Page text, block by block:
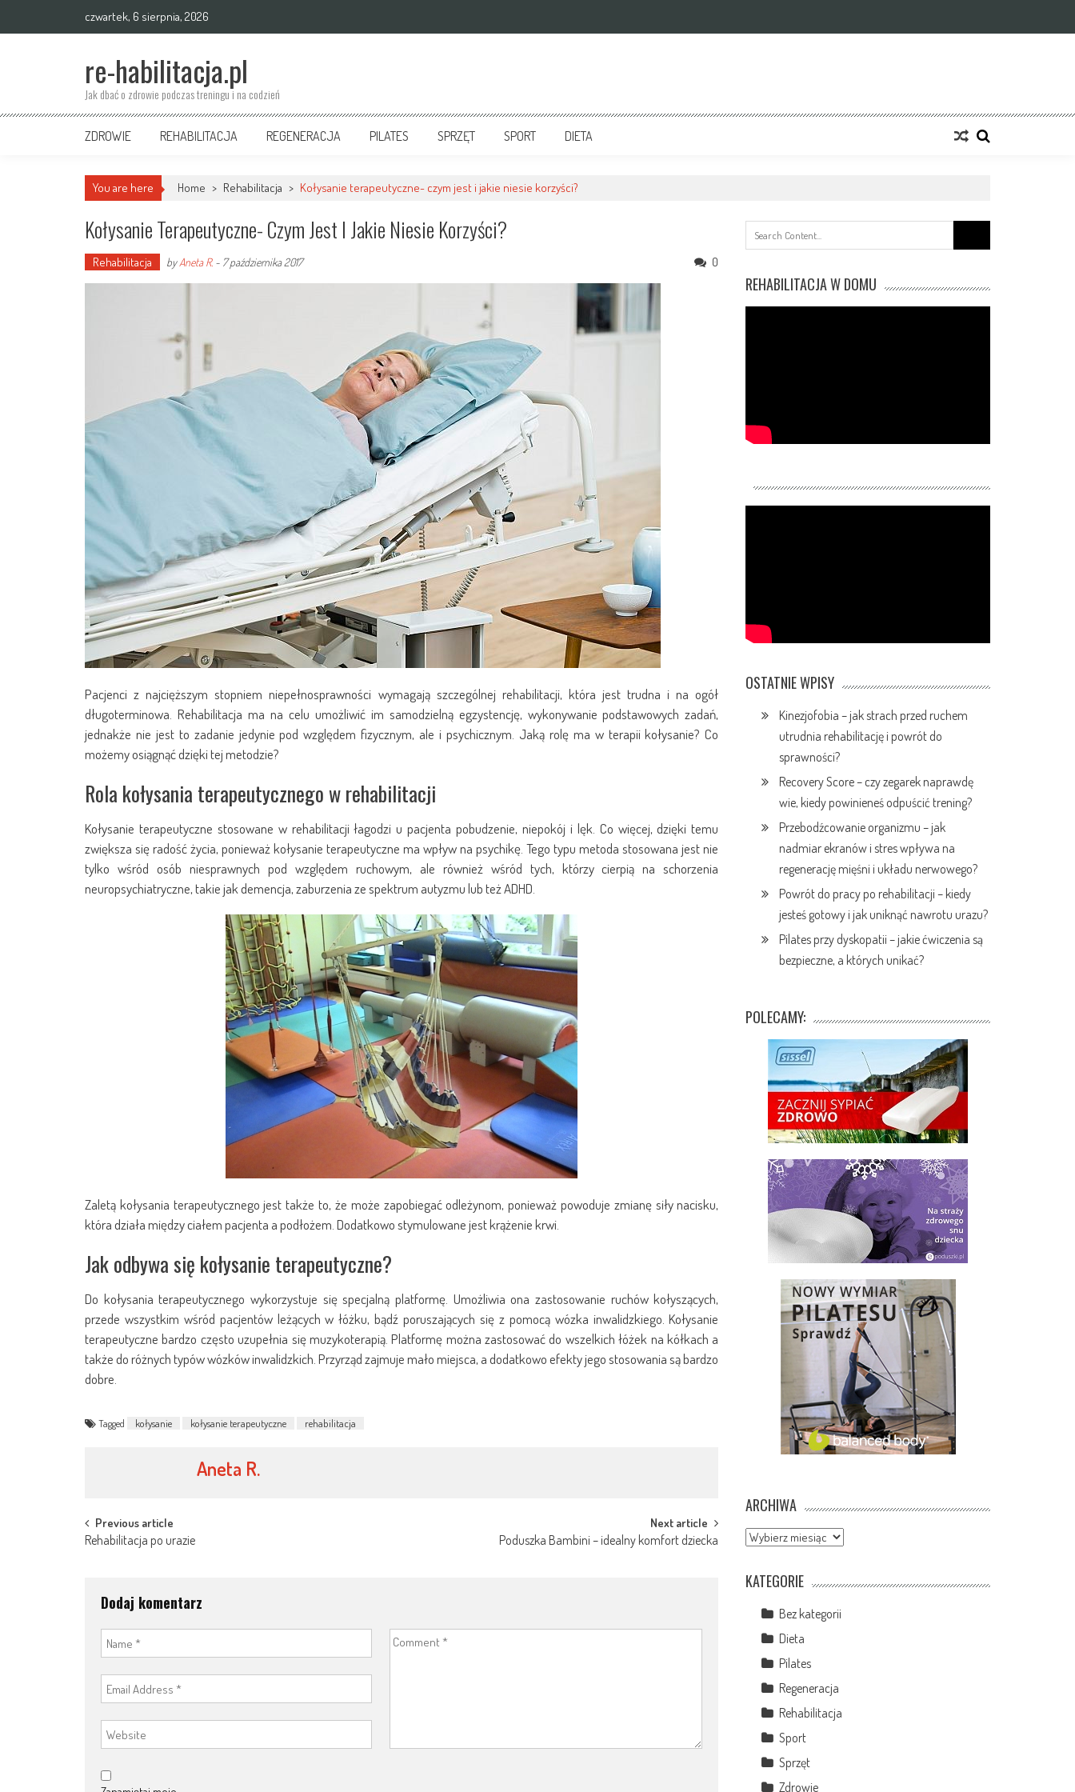
czwartek, 6 sierpnia, 2026
re-habilitacja.pl
Jak dbać o zdrowie podczas treningu i na codzień
ZDROWIE REHABILITACJA REGENERACJA PILATES SPRZĘT SPORT DIETA
You are here Home > Rehabilitacja > Kołysanie terapeutyczne- czym jest i jakie niesie korzyści?
Kołysanie Terapeutyczne- Czym Jest I Jakie Niesie Korzyści?
Rehabilitacja byAneta R. - 7 października 2017 0
Pacjenci z najcięższym stopniem niepełnosprawności wymagają szczególnej rehabilitacji, która jest trudna i na ogół
długoterminowa. Rehabilitacja ma na celu umożliwić im samodzielną egzystencję, wykonywanie podstawowych zadań,
jednakże nie jest to zadanie jedynie pod względem fizycznym, ale i psychicznym. Jaką rolę ma w terapii kołysanie? Co
możemy osiągnąć dzięki tej metodzie?
Rola kołysania terapeutycznego w rehabilitacji
Kołysanie terapeutyczne stosowane w rehabilitacji łagodzi u pacjenta pobudzenie, niepokój i lęk. Co więcej, dzięki temu
zwiększa się radość życia, ponieważ kołysanie terapeutyczne ma wpływ na psychikę. Tego typu metoda stosowana jest nie
tylko wśród osób niesprawnych pod względem ruchowym, ale również wśród tych, którzy cierpią na schorzenia
neuropsychiatryczne, takie jak demencja, zaburzenia ze spektrum autyzmu lub też ADHD.
Zaletą kołysania terapeutycznego jest także to, że może zapobiegać odleżynom, ponieważ powoduje zmianę siły nacisku,
która działa między ciałem pacjenta a podłożem. Dodatkowo stymulowane jest krążenie krwi.
Jak odbywa się kołysanie terapeutyczne?
Do kołysania terapeutycznego wykorzystuje się specjalną platformę. Umożliwia ona zastosowanie ruchów kołyszących,
przede wszystkim wśród pacjentów leżących w łóżku, bądź poruszających się z pomocą wózka inwalidzkiego. Kołysanie
terapeutyczne bardzo często uzupełnia się muzykoterapią. Platformę można zastosować do wszelkich łóżek na kółkach a
także do różnych typów wózków inwalidzkich. Przyrząd zajmuje mało miejsca, a dodatkowo efekty jego stosowania są bardzo
dobre.
Tagged kołysanie kołysanie terapeutyczne rehabilitacja
Aneta R.
Post
navigation
Previous article
Rehabilitacja po urazie
Next article
Poduszka Bambini – idealny komfort dziecka
Dodaj komentarz
for:
REHABILITACJA W DOMU
OSTATNIE WPISY
Kinezjofobia – jak strach przed ruchem
utrudnia rehabilitację i powrót do
sprawności?
Recovery Score – czy zegarek naprawdę
wie, kiedy powinieneś odpuścić trening?
Przebodźcowanie organizmu – jak
nadmiar ekranów i stres wpływa na
regenerację mięśni i układu nerwowego?
Powrót do pracy po rehabilitacji – kiedy
jesteś gotowy i jak uniknąć nawrotu urazu?
Pilates przy dyskopatii – jakie ćwiczenia są
bezpieczne, a których unikać?
POLECAMY:
ARCHIWA
Archiwa
KATEGORIE
Bez kategorii
Dieta
Pilates
Regeneracja
Rehabilitacja
Sport
Sprzęt
Zdrowie